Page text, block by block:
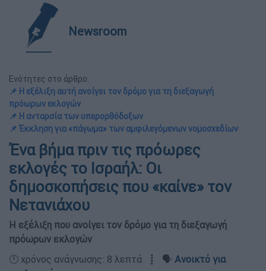
Newsroom
Ενότητες στο άρθρο:
📌 Η εξέλιξη αυτή ανοίγει τον δρόμο για τη διεξαγωγή
πρόωρων εκλογών
📌 Η ανταρσία των υπερορθόδοξων
📌 Έκκληση για «πάγωμα» των αμφιλεγόμενων νομοσχεδίων
Ένα βήμα πριν τις πρόωρες
εκλογές το Ισραήλ: Οι
δημοσκοπήσεις που «καίνε» τον
Νετανιάχου
Η εξέλιξη που ανοίγει τον δρόμο για τη διεξαγωγή
πρόωρων εκλογών
🕛 χρόνος ανάγνωσης: 8 λεπτά ┋ 🗣️ Ανοικτό για